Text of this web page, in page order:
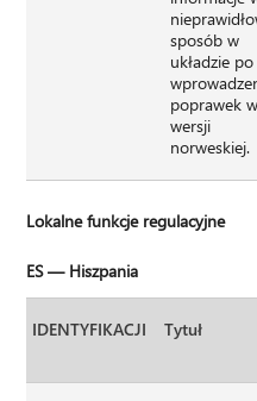
sposób w
układzie po
poprawek w
wersji
norweskiej.
Lokalne funkcje regulacyjne
ES — Hiszpania
IDENTYFIKACJI Tytuł